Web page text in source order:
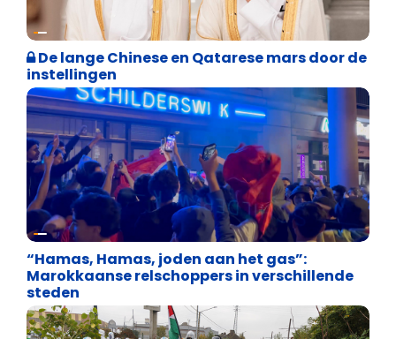
Terrorisme en extremisme
De lange Chinese en Qatarese mars door de
instellingen
Terrorisme en extremisme
“Hamas, Hamas, joden aan het gas”:
Marokkaanse relschoppers in verschillende
steden